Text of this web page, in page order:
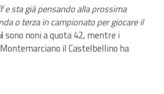
sta già pensando alla prossima
o terza in campionato per giocare il
sono noni a quota 42, mentre i
il Castelbellino ha